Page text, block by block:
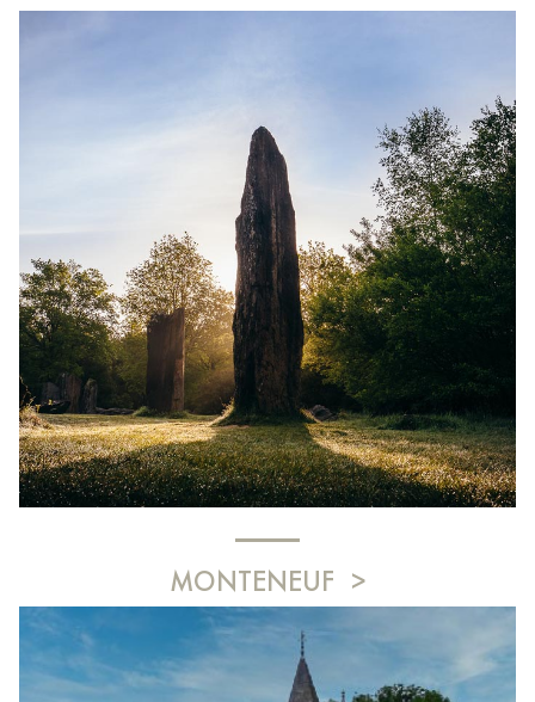
MONTENEUF